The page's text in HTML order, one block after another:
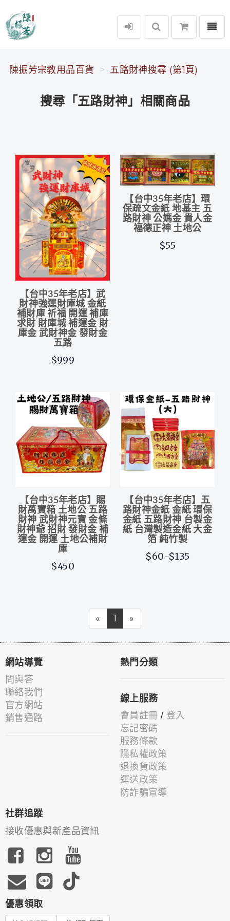
陳振芳宗教用品百貨
選單
陳振芳宗教用品百貨 五路財神搜尋 (第1頁)
搜尋「五路財神」相關商品
【台中35年老店】武
財神強運財庫城 金紙
補財庫 祈福 開運 補庫
求財 財庫城 補運金 財
庫金 武財神金 發財金
五路
$999
【台中35年老店】環
保疏文金紙 地基主 五
路財神 公媽金 貴人金
福德正神 土地公
$55
【台中35年老店】賜
財萬寶箱 土地公 五路
財神 武財神元寶 金條
財神爺 招財 發財金 補
運金 開運 土地公補財
庫
$450
【台中35年老店】五
路財神金紙 金紙 環保
金紙 五路財神 台製金
紙 台灣製造金紙 大金
箔 純竹製
$60-$135
« 1 »
網站導覽
問與答
聯絡我們
官方網站
銷售通路
熱門分類
線上服務
會員註冊 / 登入
忘記密碼
服務條款
隱私權政策
退換貨政策
運送政策
防詐騙宣導
社群追蹤
接收優惠與新產品資訊
優惠領取